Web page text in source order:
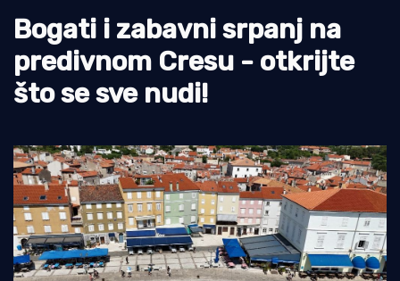
Pomorstvo
Ribolov
Ekologija
Bogati i zabavni srpanj na
predivnom Cresu - otkrijte
što se sve nudi!